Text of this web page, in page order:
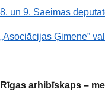
8. un 9. Saeimas
„Asociācijas Ģimene”
Rīgas arhibīskaps –